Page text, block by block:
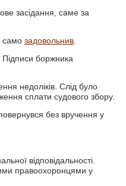
засідання, саме за
само задовольнив
боржника
недоліків. Слід було
сплати судового збору.
без вручення у
відповідальності.
правоохоронцями у